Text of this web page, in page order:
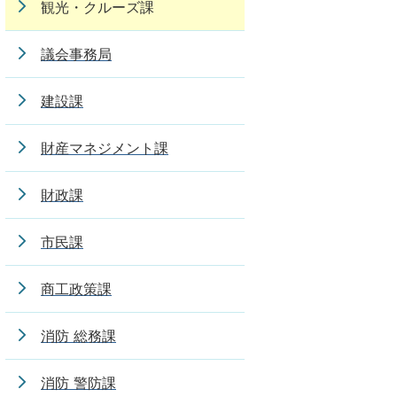
観光・クルーズ課
議会事務局
建設課
財産マネジメント課
財政課
市民課
商工政策課
消防 総務課
消防 警防課